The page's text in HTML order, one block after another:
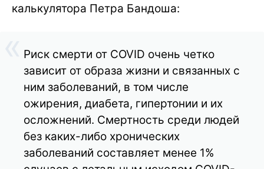
калькулятора Петра Бандоша:
Риск смерти от COVID очень четко
зависит от образа жизни и связанных с
ним заболеваний, в том числе
ожирения, диабета, гипертонии и их
осложнений. Смертность среди людей
без каких-либо хронических
заболеваний составляет менее 1%